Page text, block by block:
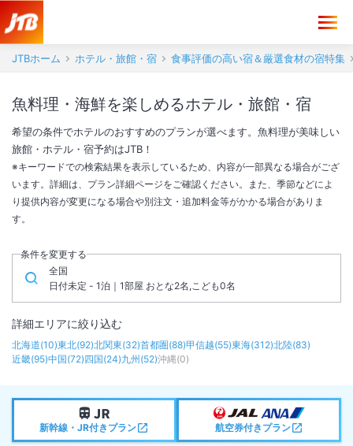
JTBホーム ホテル・旅館・宿 食事評価の高い宿＆厳選食材の宿特集
魚料理・海鮮を楽しめるホテル・旅館・宿
希望の条件でホテルのおすすめのプランが選べます。魚料理が美味しい
旅館・ホテル・宿予約はJTB！
※キーワードでの検索結果を表示しているため、内容が一部異なる場合がござ
います。詳細は、プラン詳細ページをご確認ください。また、季節などによ
り提供内容が変更になる場合や別注文・追加料金等がかかる場合がありま
す。
条件を変更する
全国
日付未定 - 1泊｜1部屋 おとな2名,こども0名
詳細エリアに絞り込む
北海道(10)東北(92)北関東(32)首都圏(88)甲信越(55)東海(312)北陸(83)
近畿(95)中国(72)四国(24)九州 (52)沖縄(0)
新幹線・JR付きプラン 航空券付きプラン